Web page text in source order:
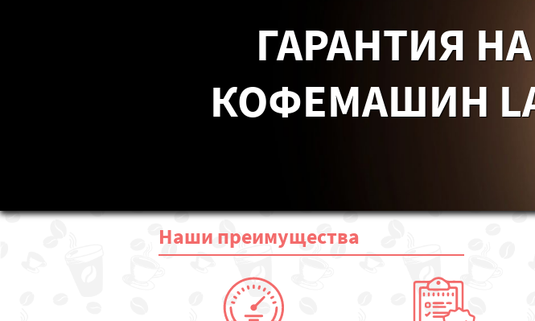
ГАРАНТИЯ
КОФЕМАШИН LA
Наши преимущества